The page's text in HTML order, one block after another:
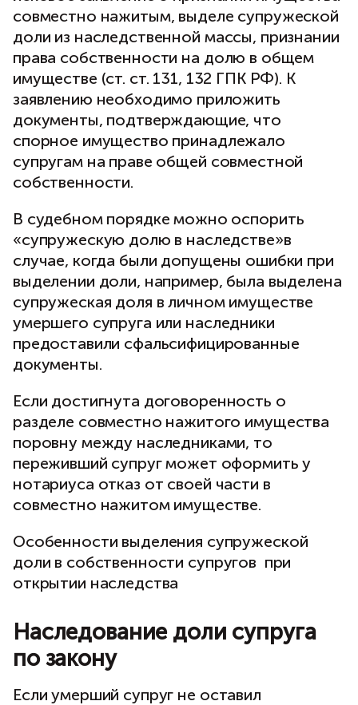
совместно нажитым, выделе супружеской
доли из наследственной массы, признании
права собственности на долю в общем
имуществе (ст. ст. 131, 132 ГПК РФ). К
заявлению необходимо приложить
документы, подтверждающие, что
спорное имущество принадлежало
супругам на праве общей совместной
собственности.
В судебном порядке можно оспорить
«супружескую долю в наследстве»в
случае, когда были допущены ошибки при
выделении доли, например, была выделена
супружеская доля в личном имуществе
умершего супруга или наследники
предоставили сфальсифицированные
документы.
Если достигнута договоренность о
разделе совместно нажитого имущества
поровну между наследниками, то
переживший супруг может оформить у
нотариуса отказ от своей части в
совместно нажитом имуществе.
Особенности выделения супружеской
доли в собственности супругов при
открытии наследства
Наследование доли супруга
по закону
Если умерший супруг не оставил